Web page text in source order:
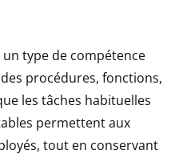
type de compétence
procédures, fonctions,
les tâches habituelles
permettent aux
tout en conservant